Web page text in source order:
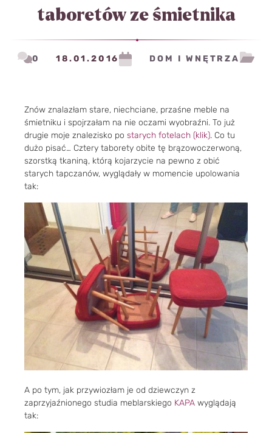
taboretów ze śmietnika
0 18.01.2016 DOM I WNĘTRZA
Znów znalazłam stare, niechciane, przaśne meble na
śmietniku i spojrzałam na nie oczami wyobraźni. To już
drugie moje znalezisko po starych fotelach (klik). Co tu
dużo pisać… Cztery taborety obite tę brązowoczerwoną,
szorstką tkaniną, którą kojarzycie na pewno z obić
starych tapczanów, wyglądały w momencie upolowania
tak:
A po tym, jak przywiozłam je od dziewczyn z
zaprzyjaźnionego studia meblarskiego KAPA wyglądają
tak: